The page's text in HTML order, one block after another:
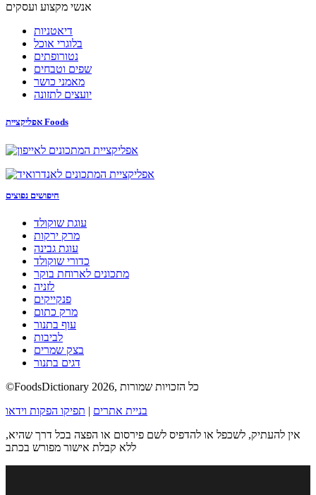
אנשי מקצוע ועסקים
דיאטניות
בלוגרי אוכל
נטורופתים
שפים וטבחים
מאמני כושר
יועצים לתזונה
אפליקציית Foods
חיפושים נפוצים
עוגת שוקולד
מרק ירקות
עוגת גבינה
כדורי שוקולד
מתכונים לארוחת בוקר
לזניה
פנקייקים
מרק כתום
עוף בתנור
לביבות
בצק שמרים
דגים בתנור
©FoodsDictionary 2026, כל הזכויות שמורות
בניית אתרים | תפיקו הפקות וידאו
אין להעתיק, לשכפל או להדפיס לשם פירסום או הפצה בכל דרך שהיא,
ללא קבלת אישור מפורש בכתב